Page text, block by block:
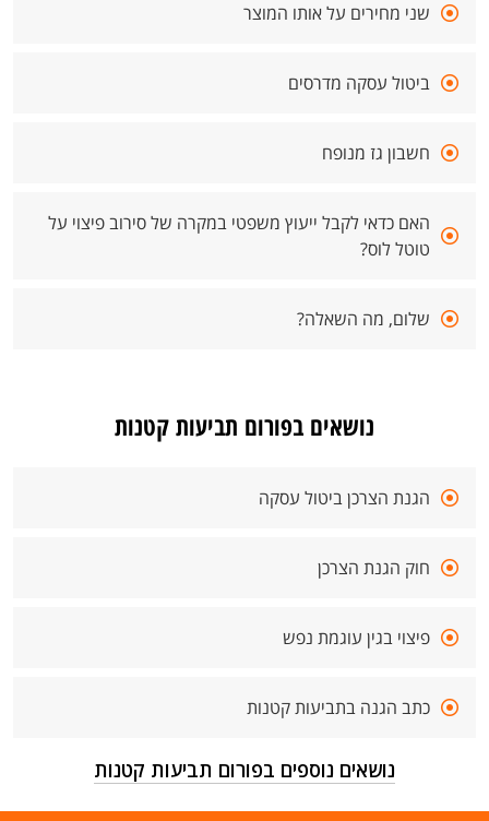
שני מחירים על אותו המוצר
ביטול עסקה מדרסים
חשבון גז מנופח
האם כדאי לקבל ייעוץ משפטי במקרה של סירוב פיצוי על
טוטל לוס?
שלום, מה השאלה?
נושאים בפורום תביעות קטנות
הגנת הצרכן ביטול עסקה
חוק הגנת הצרכן
פיצוי בגין עוגמת נפש
כתב הגנה בתביעות קטנות
נושאים נוספים בפורום תביעות קטנות